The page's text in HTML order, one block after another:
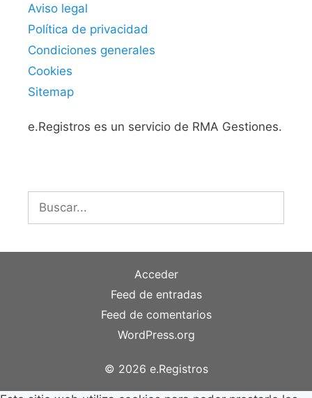
Aviso legal
Política de privacidad
Condiciones generales
Cookies
Sitemap
e.Registros es un servicio de RMA Gestiones.
Acceder
Feed de entradas
Feed de comentarios
WordPress.org
© 2026 e.Registros